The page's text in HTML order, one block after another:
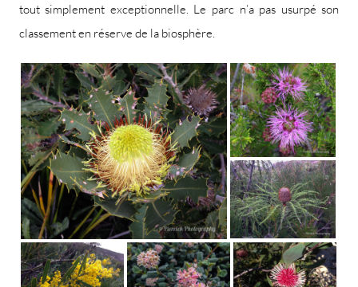
tout simplement exceptionnelle. Le parc n’a pas usurpé son
classement en réserve de la biosphère.